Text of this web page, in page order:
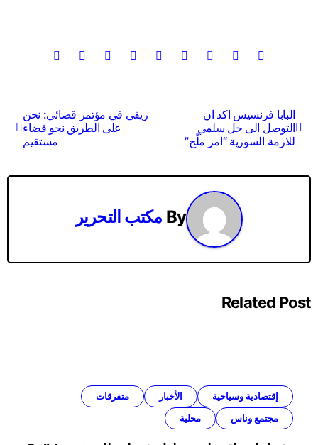
تصفّح
المقالات
البابا فرنسيس اكد ان
التوصل الى حل سلمي
للازمة السورية “امر ملّح”
ريفي في مؤتمر قضائي: نحن
على الطريق نحو قضاء
مستقيم
By مكتب التحرير
Related Post
إقتصادية وسياحية الأخبار
متفرقات
مجتمع وناس
محلية